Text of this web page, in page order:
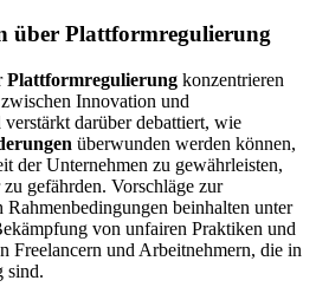
über Plattformregulierung
Plattformregulierung konzentrieren
Innovation und
darüber debattiert, wie
überwunden werden können,
der Unternehmen zu gewährleisten,
gefährden. Vorschläge zur
Rahmenbedingungen beinhalten unter
von unfairen Praktiken und
Freelancern und Arbeitnehmern, die in
sind.